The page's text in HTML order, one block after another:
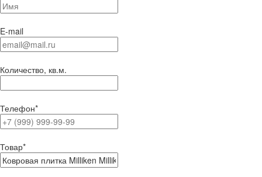
E-mail
Количество, кв.м.
Телефон*
Товар*